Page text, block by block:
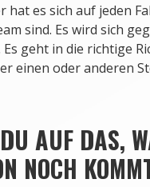
es sich auf jeden
sind. Es wird sich
geht in die richtige
einen oder anderen
AUF DAS,
NOCH